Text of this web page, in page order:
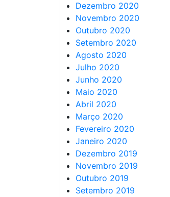
Dezembro 2020
Novembro 2020
Outubro 2020
Setembro 2020
Agosto 2020
Julho 2020
Junho 2020
Maio 2020
Abril 2020
Março 2020
Fevereiro 2020
Janeiro 2020
Dezembro 2019
Novembro 2019
Outubro 2019
Setembro 2019